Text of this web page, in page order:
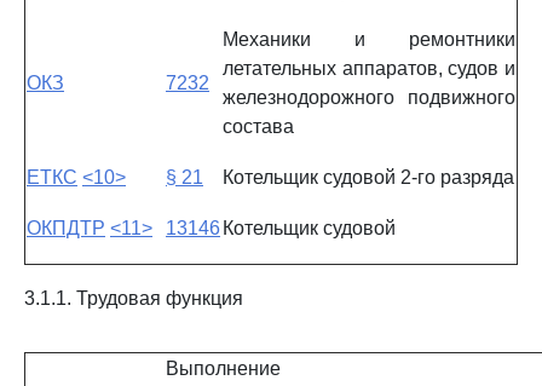
ОКЗ 7232
Механики и ремонтники
летательных аппаратов, судов и
железнодорожного подвижного
состава
ЕТКС <10> § 21 Котельщик судовой 2-го разряда
ОКПДТР <11> 13146 Котельщик судовой
3.1.1. Трудовая функция
Выполнение